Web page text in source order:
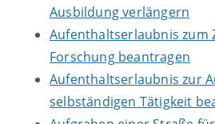
Ausbildung verlängern
Aufenthaltserlaubnis zum
Forschung beantragen
Aufenthaltserlaubnis zur
selbständigen Tätigkeit